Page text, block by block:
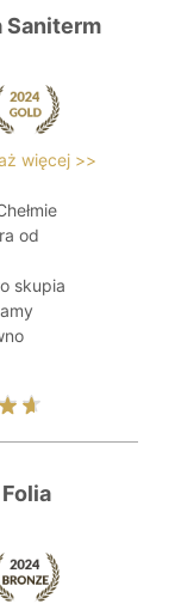
Saniterm
więcej >>
od
skupia